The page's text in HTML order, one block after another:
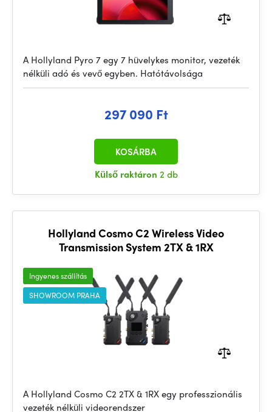
A Hollyland Pyro 7 egy 7 hüvelykes monitor, vezeték
nélküli adó és vevő egyben. Hatótávolsága
297 090 Ft
Külső raktáron 2 db
KOSÁRBA
Hollyland Cosmo C2 Wireless Video
Transmission System 2TX & 1RX
Ingyenes szállítás
SHOWROOM PRAHA
A Hollyland Cosmo C2 2TX & 1RX egy professzionális
vezeték nélküli videorendszer